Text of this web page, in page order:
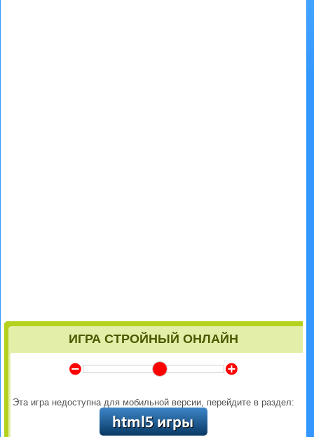
ИГРА СТРОЙНЫЙ ОНЛАЙН
Y Z
Эта игра недоступна для мобильной версии, перейдите в раздел: